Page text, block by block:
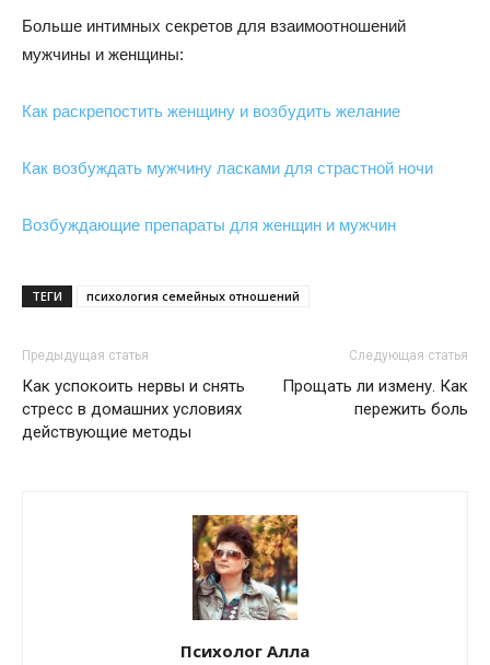
Больше интимных секретов для взаимоотношений
мужчины и женщины:
Как раскрепостить женщину и возбудить желание
Как возбуждать мужчину ласками для страстной ночи
Возбуждающие препараты для женщин и мужчин
ТЕГИ психология семейных отношений
Предыдущая статья
Как успокоить нервы и снять
стресс в домашних условиях
действующие методы
Следующая статья
Прощать ли измену. Как
пережить боль
Психолог Алла